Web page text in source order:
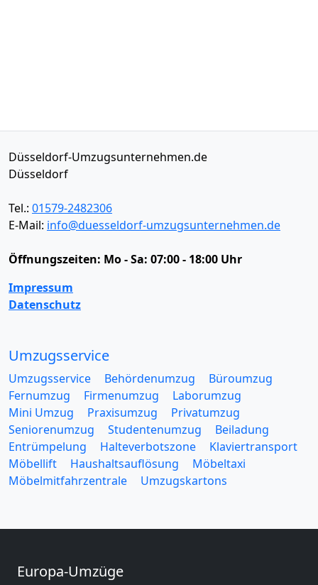
Düsseldorf-Umzugsunternehmen.de
Düsseldorf
Tel.: 01579-2482306
E-Mail: info@duesseldorf-umzugsunternehmen.de
Öffnungszeiten: Mo - Sa: 07:00 - 18:00 Uhr
Impressum
Datenschutz
Umzugsservice
Umzugsservice Behördenumzug
Büroumzug
Fernumzug
Firmenumzug
Laborumzug
Mini Umzug
Praxisumzug
Privatumzug
Seniorenumzug
Studentenumzug
Beiladung
Entrümpelung
Halteverbotszone
Klaviertransport
Möbellift
Haushaltsauflösung
Möbeltaxi
Möbelmitfahrzentrale
Umzugskartons
Europa-Umzüge